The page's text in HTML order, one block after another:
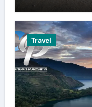
Travel